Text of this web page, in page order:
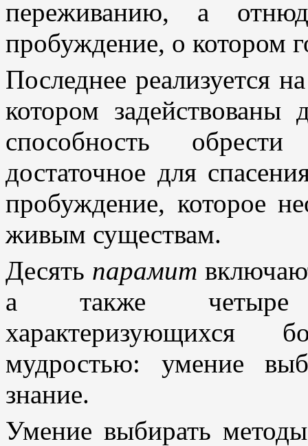
переживанию, а
пробуждение, о котором
Последнее реализуется
котором задействованы
способность
достаточное для
пробуждение, которое
живым существам.
Десять парамит
а также четыре
характеризующихся
мудростью: умение
знание.
Умение выбирать